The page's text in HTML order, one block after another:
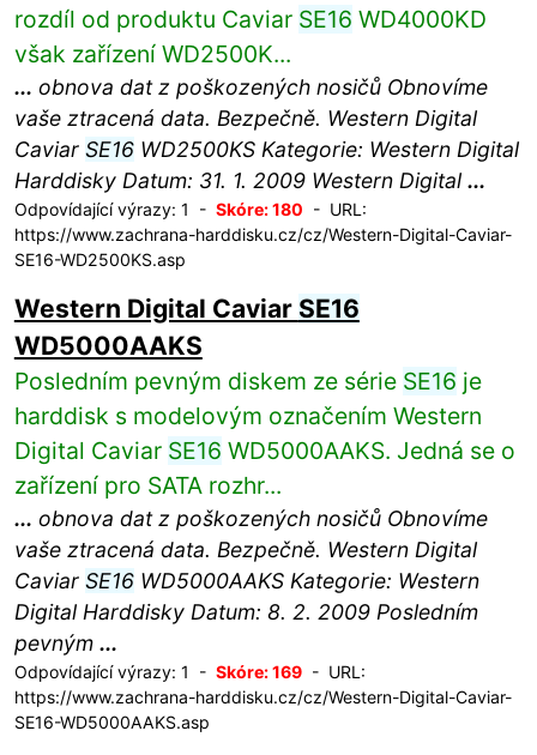
rozdíl od produktu Caviar SE16 WD4000KD
však zařízení WD2500K...
... obnova dat z poškozených nosičů Obnovíme
vaše ztracená data. Bezpečně. Western Digital
Caviar SE16WD2500KS Kategorie: Western Digital
Harddisky Datum: 31. 1. 2009 Western Digital ...
Odpovídající výrazy: 1 - Skóre: 180 - URL:
https://www.zachrana-harddisku.cz/cz/Western-Digital-Caviar-
SE16-WD2500KS.asp
Western Digital Caviar SE16
WD5000AAKS
Posledním pevným diskem ze série SE16 je
harddisk s modelovým označením Western
Digital Caviar SE16 WD5000AAKS. Jedná se o
zařízení pro SATA rozhr...
... obnova dat z poškozených nosičů Obnovíme
vaše ztracená data. Bezpečně. Western Digital
Caviar SE16WD5000AAKS Kategorie: Western
Digital Harddisky Datum: 8. 2. 2009 Posledním
pevným ...
Odpovídající výrazy: 1 - Skóre: 169- URL:
https://www.zachrana-harddisku.cz/cz/Western-Digital-Caviar-
SE16-WD5000AAKS.asp